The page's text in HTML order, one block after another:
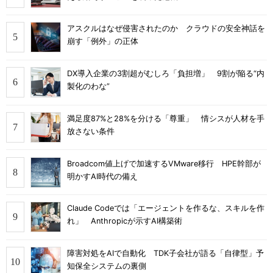
アスクルはなぜ侵害されたのか クラウドの安全神話を
崩す「例外」の正体
DX導入企業の3割超がむしろ「負担増」 9割が陥る“内
製化のわな”
満足度87%と28%を分ける「尊重」 情シスが人材を手
放さない条件
Broadcom値上げで加速するVMware移行 HPE幹部が
明かすAI時代の備え
Claude Codeでは「エージェントを作るな、スキルを作
れ」 Anthropicが示すAI構築術
障害対処をAIで自動化 TDK子会社が語る「自律型」予
知保全システムの裏側